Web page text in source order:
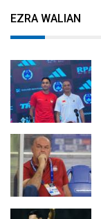
EZRA WALIAN